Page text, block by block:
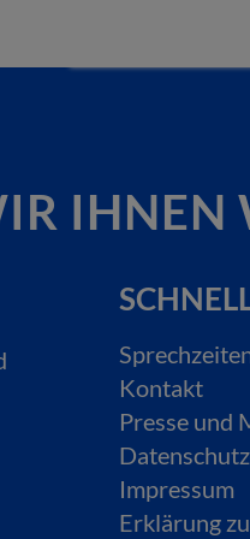
IHNEN
Kontakt
Presse und
Impressum
Erklärung